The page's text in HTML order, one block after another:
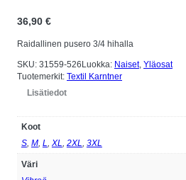
36,90 €
Raidallinen pusero 3/4 hihalla
SKU: 31559-526Luokka: Naiset, Yläosat
Tuotemerkit: Textil Karntner
Lisätiedot
Koot
S, M, L XL 2XL 3XL
Väri
Välttämättömät
Nämä evästeet
eivät ole
valinnaisia. Niitä
tarvitaan, jotta
sivusto voi